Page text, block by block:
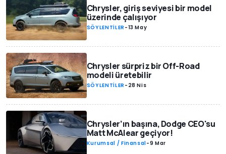
Chrysler, giriş seviyesi bir model
üzerinde çalışıyor
SÖYLENTİLER -13 May
Chrysler sürpriz bir Off-Road
modeli üretebilir
SÖYLENTİLER - 28 Nis
Chrysler’ın başına, Dodge CEO'su
Matt McAlear geçiyor!
Kurumsal / Finansal-9 Mar